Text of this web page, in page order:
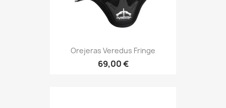
Orejeras Veredus Fringe
69,00 €